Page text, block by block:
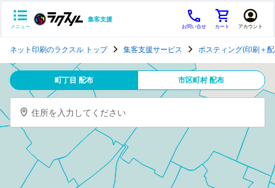
メニュー
集客支援
お問い合せ カート アカウント
テ
ン
グ
ネット印刷のラクスル トップ 集客支援サービス ポスティング(印刷＋
町丁目 配布 市区町村 配布
住所を入力してください